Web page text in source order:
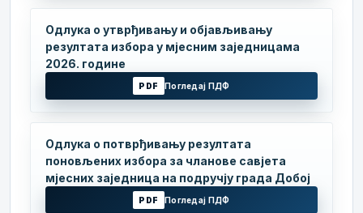
Одлука о утврђивању и објављивању
резултата избора у мјесним заједницама
2026. године
PDF Погледај ПДФ
Одлука о потврђивању резултата
поновљених избора за чланове савјета
мјесних заједница на подручју града Добој
PDF Погледај ПДФ